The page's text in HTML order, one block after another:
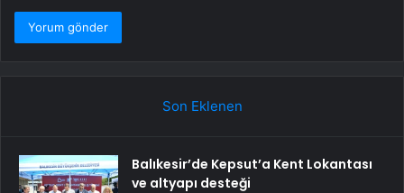
Son Eklenen
Balıkesir’de Kepsut’a Kent Lokantası
ve altyapı desteği